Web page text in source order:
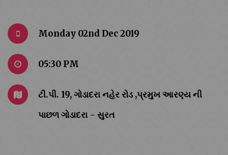
Monday 02nd Dec 2019
05:30 PM
ટી.પી. 19, ગોડાદરા નહેર રોડ ,પ્રમુખ આરણ્ય ની
પાછળ ગોડાદરા - સુરત